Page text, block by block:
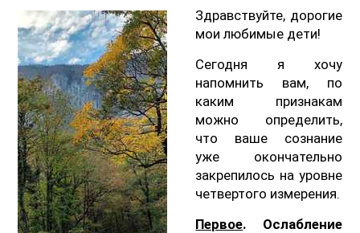
Здравствуйте, дорогие
мои любимые дети!
Сегодня я хочу
напомнить вам, по
каким признакам
можно определить,
что ваше сознание
уже окончательно
закрепилось на уровне
четвертого измерения.
Первое. Ослабление